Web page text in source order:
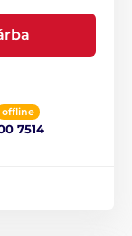
offline
7514